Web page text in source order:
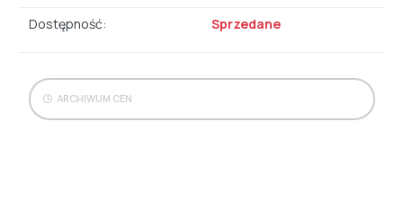
Dostępność: Sprzedane
ARCHIWUM CEN